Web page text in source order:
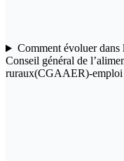
Comment évoluer dans
Conseil général de
ruraux(CGAAER)-emploi